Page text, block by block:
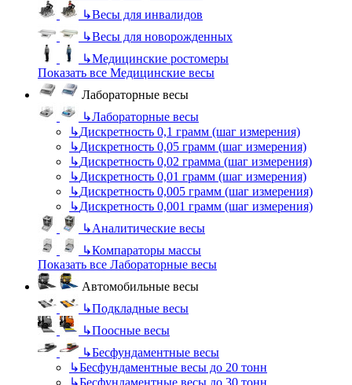
↳Весы для инвалидов
↳Весы для новорожденных
↳Медицинские ростомеры
Показать все Медицинские весы
Лабораторные весы
↳Лабораторные весы
↳Дискретность 0,1 грамм (шаг измерения)
↳Дискретность 0,05 грамм (шаг измерения)
↳Дискретность 0,02 грамма (шаг измерения)
↳Дискретность 0,01 грамм (шаг измерения)
↳Дискретность 0,005 грамм (шаг измерения)
↳Дискретность 0,001 грамм (шаг измерения)
↳Аналитические весы
↳Компараторы массы
Показать все Лабораторные весы
Автомобильные весы
↳Подкладные весы
↳Поосные весы
↳Бесфундаментные весы
↳Бесфундаментные весы до 20 тонн
↳Бесфундаментные весы до 30 тонн